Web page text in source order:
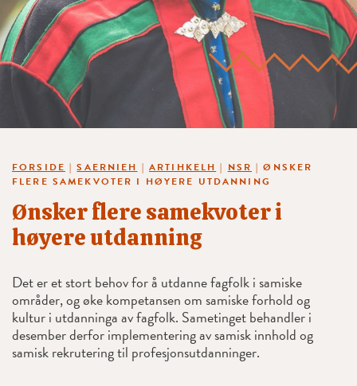
FORSIDE |SAERNIEH | ARTIHKELH | NSR |ØNSKER
FLERE SAMEKVOTER I HØYERE UTDANNING
Ønsker flere samekvoter i
høyere utdanning
Det er et stort behov for å utdanne fagfolk i samiske
områder, og øke kompetansen om samiske forhold og
kultur i utdanninga av fagfolk. Sametinget behandler i
desember derfor implementering av samisk innhold og
samisk rekrutering til profesjonsutdanninger.